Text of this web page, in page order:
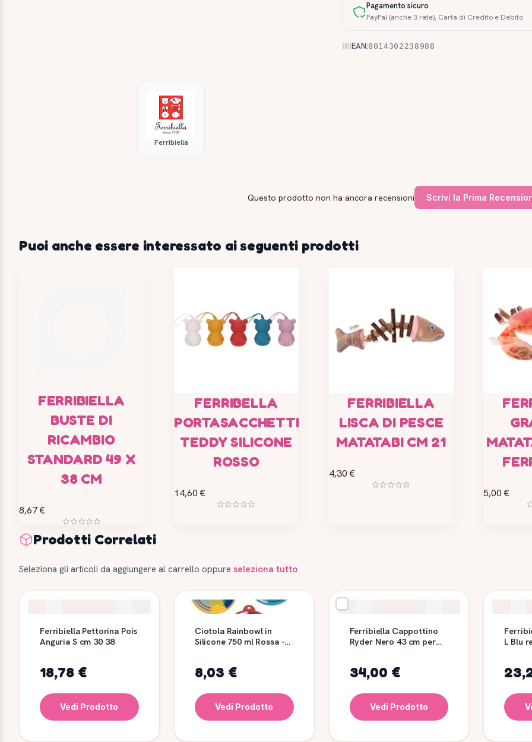
Pagamento sicuro
PayPal (anche 3 rate), Carta di Credito e Debito
EAN:8014302238988
Ferribiella
Questo prodotto non ha ancora recensioni Scrivi la Prima
Puoi anche essere interessato ai seguenti prodotti
FERRIBIELLA
BUSTE DI
RICAMBIO
STANDARD 49 X
38 CM
8,67 €
FERRIBELLA
PORTASACCHETTI
TEDDY SILICONE
ROSSO
14,60 €
FERRIBIELLA
LISCA DI PESCE
MATATABI CM 21
4,30 €
5,00 €
Prodotti Correlati
Seleziona gli articoli da aggiungere al carrello oppure seleziona tutto
Ferribiella Pettorina Pois
Anguria S cm 30 38
18,78 €
Vedi Prodotto
Ciotola Rainbowl in
Silicone 750 ml Rossa -
8,03 €
Vedi Prodotto
Ferribiella Cappottino
Ryder Nero 43 cm per
34,00 €
Vedi Prodotto
L Blu